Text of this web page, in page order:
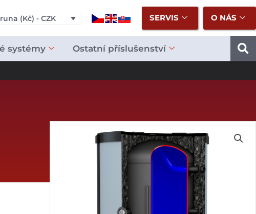
(Kč) - CZK SERVIS O NÁS
systémy Ostatní příslušenství